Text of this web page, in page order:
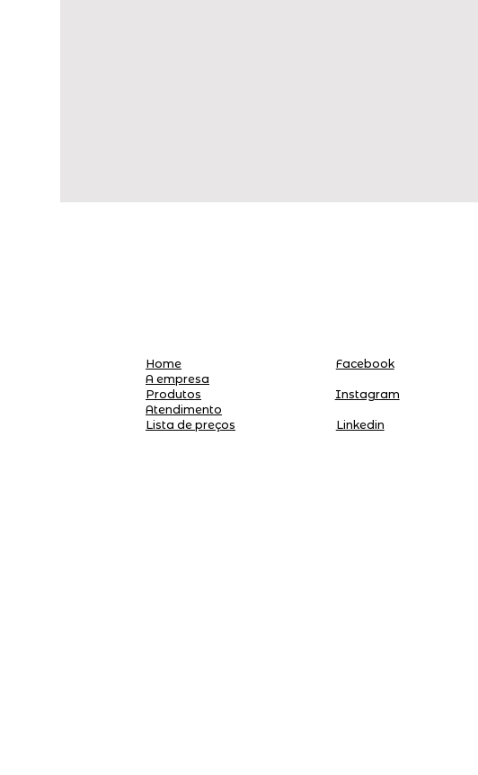
Facebook
Home
A empresa
Produtos
Atendimento
Lista de preços
Instagram
Linkedin